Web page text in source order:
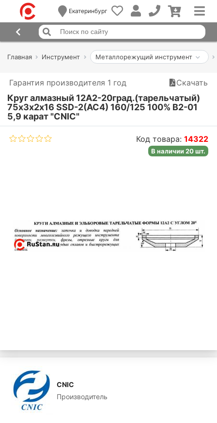
Екатеринбург
Главная Инструмент Металлорежущий инструмент
Гарантия производителя 1 год Скачать
Круг алмазный 12А2-20град.(тарельчатый)
75х3х2х16 SSD-2(АС4) 160/125 100% В2-01
5,9 карат "CNIC"
Код товара:14322
В наличии 20 шт.
CNIC
Производитель